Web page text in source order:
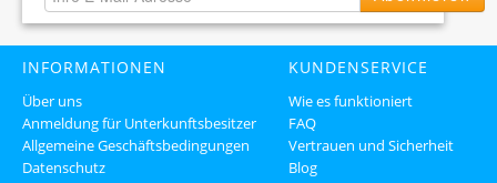
INFORMATIONEN
Über uns
Anmeldung für Unterkunftsbesitzer
Allgemeine Geschäftsbedingungen
Datenschutz
KUNDENSERVICE
Wie es funktioniert
FAQ
Vertrauen und Sicherheit
Blog